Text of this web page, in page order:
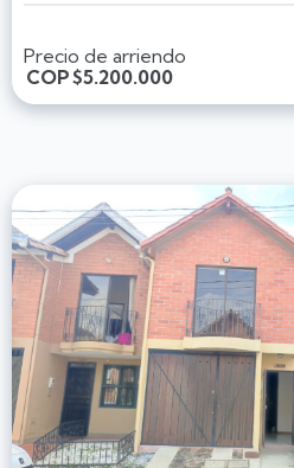
Precio de arriendo
COP$5.200.000